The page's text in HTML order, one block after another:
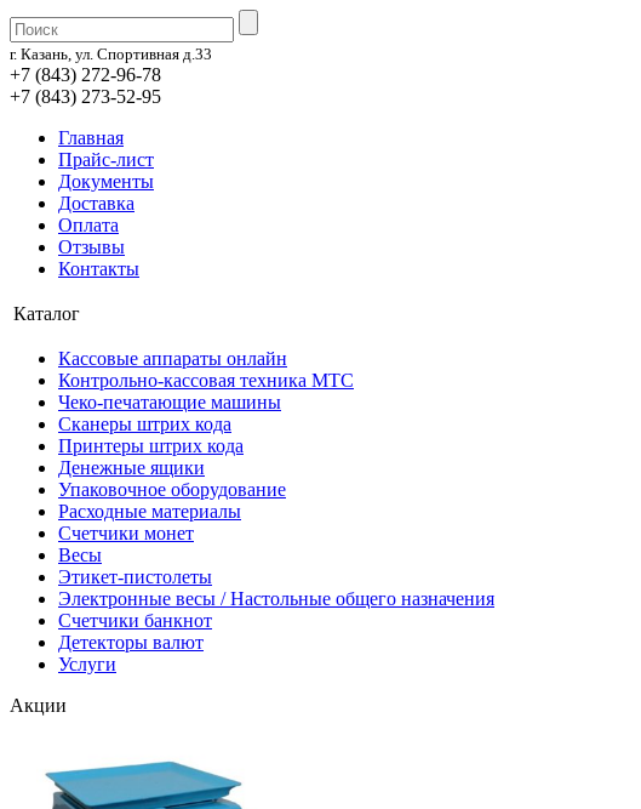
г. Казань, ул. Спортивная д.33
+7 (843) 272-96-78
+7 (843) 273-52-95
Главная
Прайс-лист
Документы
Доставка
Оплата
Отзывы
Контакты
Каталог
Кассовые аппараты онлайн
Контрольно-кассовая техника МТС
Чеко-печатающие машины
Сканеры штрих кода
Принтеры штрих кода
Денежные ящики
Упаковочное оборудование
Расходные материалы
Счетчики монет
Весы
Этикет-пистолеты
Электронные весы / Настольные общего назначения
Счетчики банкнот
Детекторы валют
Услуги
Акции